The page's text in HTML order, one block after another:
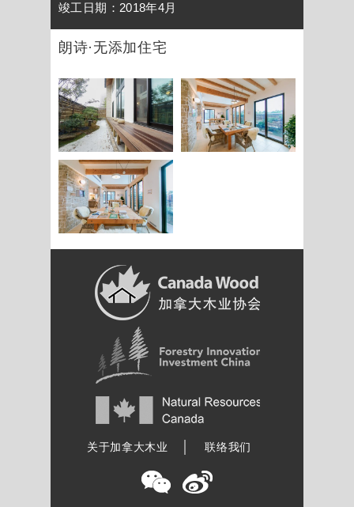
竣工日期：2018年4月
朗诗·无添加住宅
关于加拿大木业 联络我们